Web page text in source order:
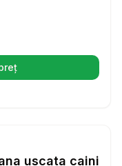
si echilibrata,
într-o filă nouă)
Hrana Uscata Caini
uscata caini